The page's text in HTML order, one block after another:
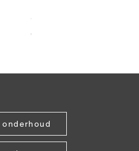
Grabo Seam Setter 90°
Prijs
€ 187,48